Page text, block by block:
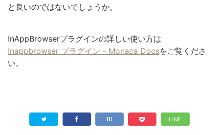
と良いのではないでしょうか。
InAppBrowserプラグインの詳しい使い方は
Inappbrowser プラグイン - Monaca Docsをご覧くださ
い。
LINE